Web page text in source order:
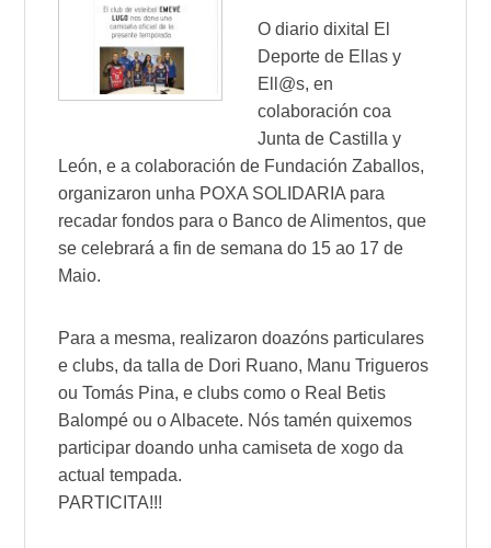
O diario dixital El
Deporte de Ellas y
Ell@s, en
colaboración coa
Junta de Castilla y
León, e a colaboración de Fundación Zaballos,
organizaron unha POXA SOLIDARIA para
recadar fondos para o Banco de Alimentos, que
se celebrará a fin de semana do 15 ao 17 de
Maio.
​Para a mesma, realizaron doazóns particulares
e clubs, da talla de Dori Ruano, Manu Trigueros
ou Tomás Pina, e clubs como o Real Betis
Balompé ou o Albacete. Nós tamén quixemos
participar doando unha camiseta de xogo da
actual tempada.
PARTICITA!!!